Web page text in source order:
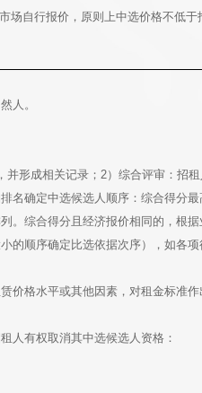
场自行报价，原则上中选价格不低于
人。
并形成相关记录；2）综合评审：招
名确定中选候选人顺序：综合得分最
。综合得分且经济报价相同的，根据
的顺序确定比选依据次序），如各项
价格水平或其他因素，对租金标准作
人有权取消其中选候选人资格：